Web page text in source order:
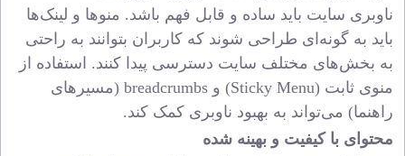
ناوبری سایت باید ساده و قابل فهم باشد. منوها و لینک‌ها
باید به گونه‌ای طراحی شوند که کاربران بتوانند به راحتی
به بخش‌های مختلف سایت دسترسی پیدا کنند. استفاده از
منوی ثابت (Sticky Menu) و breadcrumbs (مسیرهای
راهنما) می‌تواند به بهبود ناوبری کمک کند.
محتوای با کیفیت و بهینه شده